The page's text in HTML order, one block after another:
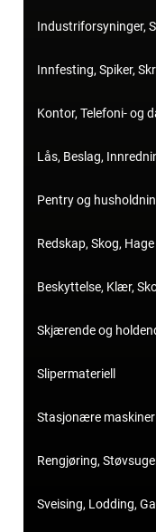
Industriforsyninger,
Innfesting, Spiker,
Kontor, Telefoni- og
Lås, Beslag,
Pentry og
Redskap, Skog, Hage
Beskyttelse, Klær,
Skjærende og
Slipermateriell
Stasjonære maskiner
Rengjøring,
Sveising, Lodding,